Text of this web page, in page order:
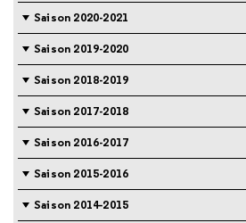
Saison 2020-2021
Saison 2019-2020
Saison 2018-2019
Saison 2017-2018
Saison 2016-2017
Saison 2015-2016
Saison 2014-2015